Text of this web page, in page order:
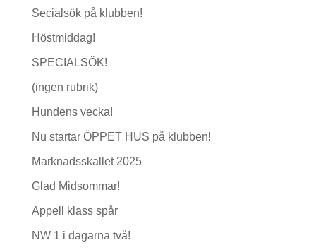
Secialsök på klubben!
Höstmiddag!
SPECIALSÖK!
(ingen rubrik)
Hundens vecka!
Nu startar ÖPPET HUS på klubben!
Marknadsskallet 2025
Glad Midsommar!
Appell klass spår
NW 1 i dagarna två!